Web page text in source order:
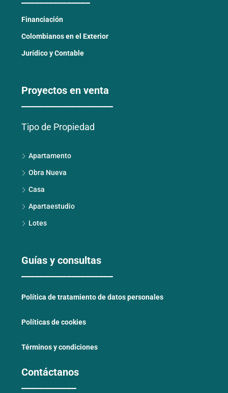
Financiación
Colombianos en el Exterior
Jurídico y Contable
Proyectos en venta
Tipo de Propiedad
Apartamento
Obra Nueva
Casa
Apartaestudio
Lotes
Guías y consultas
Política de tratamiento de datos personales
Políticas de cookies
Términos y condiciones
Contáctanos